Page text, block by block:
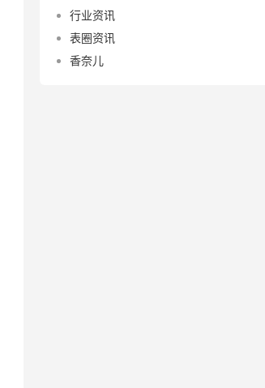
行业资讯
表圈资讯
香奈儿